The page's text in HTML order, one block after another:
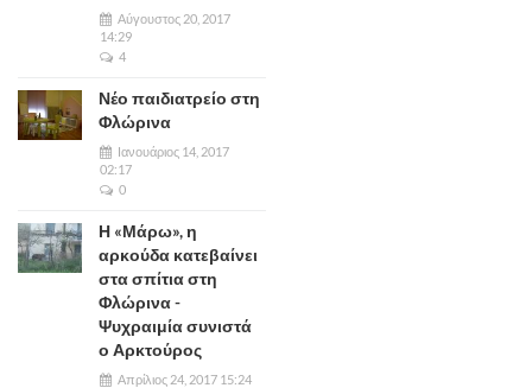
Αύγουστος 20, 2017
14:29
4
Νέο παιδιατρείο στη
Φλώρινα
Ιανουάριος 14, 2017
02:17
0
Η «Μάρω», η
αρκούδα κατεβαίνει
στα σπίτια στη
Φλώρινα -
Ψυχραιμία συνιστά
ο Αρκτούρος
Απρίλιος 24, 2017 15:24